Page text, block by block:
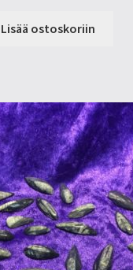
Lisää ostoskoriin